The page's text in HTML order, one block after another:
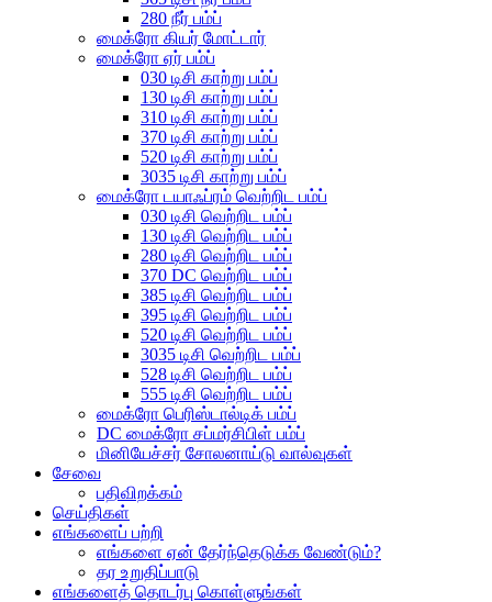
280 நீர் பம்ப்
மைக்ரோ கியர் மோட்டார்
மைக்ரோ ஏர் பம்ப்
030 டிசி காற்று பம்ப்
130 டிசி காற்று பம்ப்
310 டிசி காற்று பம்ப்
370 டிசி காற்று பம்ப்
520 டிசி காற்று பம்ப்
3035 டிசி காற்று பம்ப்
மைக்ரோ டயாஃப்ரம் வெற்றிட பம்ப்
030 டிசி வெற்றிட பம்ப்
130 டிசி வெற்றிட பம்ப்
280 டிசி வெற்றிட பம்ப்
370 DC வெற்றிட பம்ப்
385 டிசி வெற்றிட பம்ப்
395 டிசி வெற்றிட பம்ப்
520 டிசி வெற்றிட பம்ப்
3035 டிசி வெற்றிட பம்ப்
528 டிசி வெற்றிட பம்ப்
555 டிசி வெற்றிட பம்ப்
மைக்ரோ பெரிஸ்டால்டிக் பம்ப்
DC மைக்ரோ சப்மர்சிபிள் பம்ப்
மினியேச்சர் சோலனாய்டு வால்வுகள்
சேவை
பதிவிறக்கம்
செய்திகள்
எங்களைப் பற்றி
எங்களை ஏன் தேர்ந்தெடுக்க வேண்டும்?
தர உறுதிப்பாடு
எங்களைத் தொடர்பு கொள்ளுங்கள்